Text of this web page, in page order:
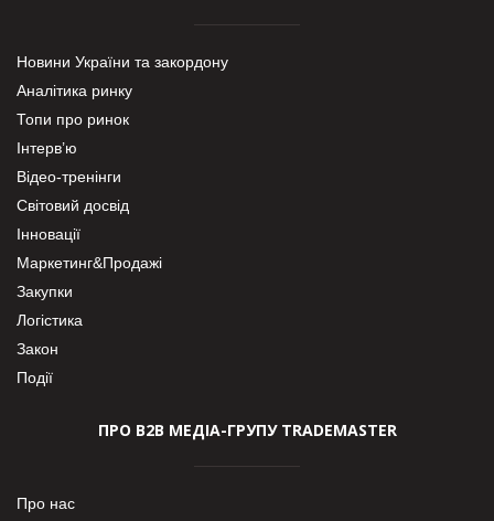
Новини України та закордону
Аналітика ринку
Топи про ринок
Інтерв’ю
Відео-тренінги
Світовий досвід
Інновації
Маркетинг&Продажі
Закупки
Логістика
Закон
Події
ПРО В2В МЕДІА-ГРУПУ TRADEMASTER
Про нас